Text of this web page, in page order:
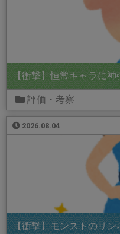
【衝撃】恒常キャラに
評価・考察
2026.08.04
【衝撃】モンストのリ